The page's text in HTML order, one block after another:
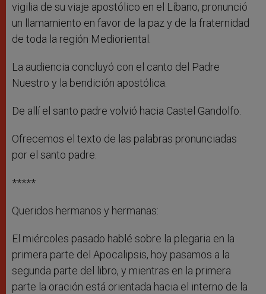
vigilia de su viaje apostólico en el Líbano, pronunció
un llamamiento en favor de la paz y de la fraternidad
de toda la región Medioriental.
La audiencia concluyó con el canto del Padre
Nuestro y la bendición apostólica.
De allí el santo padre volvió hacia Castel Gandolfo.
Ofrecemos el texto de las palabras pronunciadas
por el santo padre.
*****
Queridos hermanos y hermanas:
El miércoles pasado hablé sobre la plegaria en la
primera parte del Apocalipsis, hoy pasamos a la
segunda parte del libro, y mientras en la primera
parte la oración está orientada hacia el interno de la